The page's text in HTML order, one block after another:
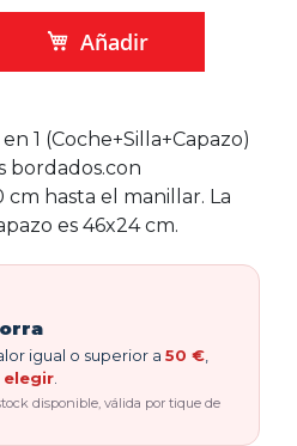
Añadir
1 (Coche+Silla+Capazo)
bordados.con
hasta el manillar. La
es 46x24 cm.
igual o superior a 50 €
elegir
disponible, válida por tique de